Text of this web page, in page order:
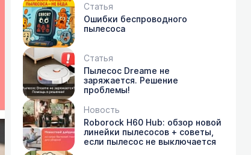
Статья
Ошибки беспроводного
пылесоса
Статья
Пылесос Dreame не
заряжается. Решение
проблемы!
Новость
Roborock H60 Hub: обзор новой
линейки пылесосов + советы,
если пылесос не выключается